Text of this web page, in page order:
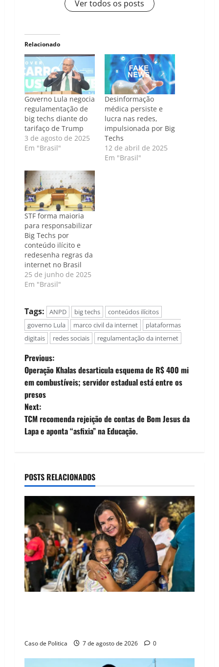
Ver todos os posts
Relacionado
Governo Lula negocia
regulamentação de
big techs diante do
tarifaço de Trump
3 de agosto de 2025
Em "Brasil"
Desinformação
médica persiste e
lucra nas redes,
impulsionada por Big
Techs
12 de abril de 2025
Em "Brasil"
STF forma maioria
para responsabilizar
Big Techs por
conteúdo ilícito e
redesenha regras da
internet no Brasil
25 de junho de 2025
Em "Brasil"
Tags: ANPD big techs
conteúdos ilícitos
governo Lula
marco civil da internet
plataformas
digitais
redes sociais regulamentação da internet
P
o
s
t
v
g
a
t
i
Previous:
Operação Khalas desarticula esquema de R$ 400 mi
em combustíveis; servidor estadual está entre os
presos
Next:
TCM recomenda rejeição de contas de Bom Jesus da
Lapa e aponta “asfixia” na Educação.
POSTS RELACIONADOS
Caso de Politica 7 de agosto de 2026 0